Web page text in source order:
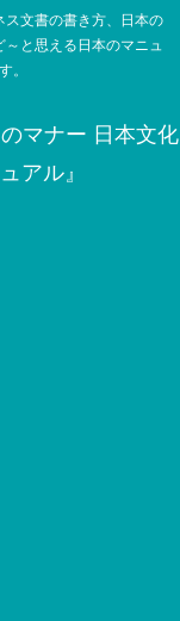
ス文書の書き方、日本の
と思える日本のマニュ
。
マナー 日本文化
アル』